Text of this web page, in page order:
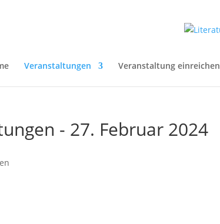
Veranstaltungen Veranstaltung einreichen
- 27. Februar 2024